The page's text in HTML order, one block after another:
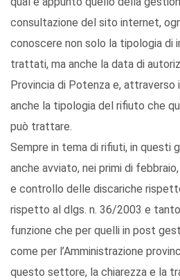
consultazione del sito internet,
conoscere non solo la tipologia di
trattati, ma anche la data di
Provincia di Potenza e, attraverso
anche la tipologia del rifiuto che
può trattare.
Sempre in tema di rifiuti, in questi
anche avviato, nei primi di
e controllo delle discariche
rispetto al dlgs. n. 36/2003 e
funzione che per quelli in post
come per l’Amministrazione
questo settore, la chiarezza e la